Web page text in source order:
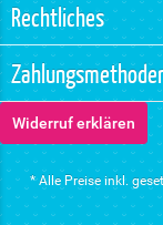
Rechtliches
Widerruf erklären
* Alle Preise inkl.